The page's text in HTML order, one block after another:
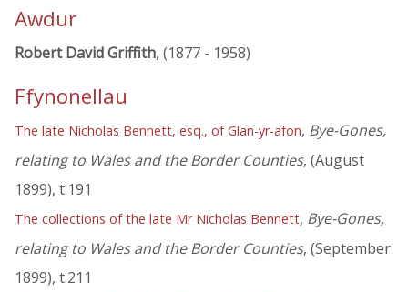
Awdur
Robert David Griffith, (1877 - 1958)
Ffynonellau
The late Nicholas Bennett, esq., of Glan-yr-afon, Bye-Gones,
relating to Wales and the Border Counties, (August
1899), t.191
The collections of the late Mr Nicholas Bennett, Bye-Gones,
relating to Wales and the Border Counties, (September
1899), t.211